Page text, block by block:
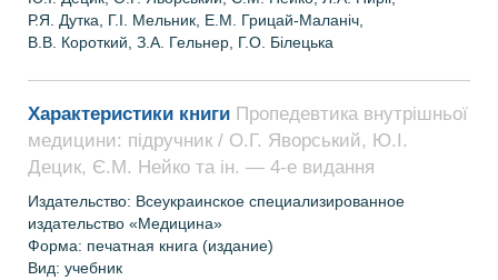
Р.Я. Дутка, Г.І. Мельник, Е.М. Грицай-Маланіч,
В.В. Короткий, З.А. Гельнер, Г.О. Білецька
Характеристики книги Пропедевтика внутрішньої
медицини: підручник / О.Г. Яворський, Ю.І.
Децик, Є.М. Нейко та ін. — 4-е видання
Издательство: Всеукраинское специализированное
издательство «Медицина»
Форма: печатная книга (издание)
Вид: учебник